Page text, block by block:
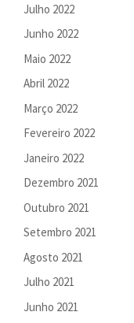
Julho 2022
Junho 2022
Maio 2022
Abril 2022
Março 2022
Fevereiro 2022
Janeiro 2022
Dezembro 2021
Outubro 2021
Setembro 2021
Agosto 2021
Julho 2021
Junho 2021